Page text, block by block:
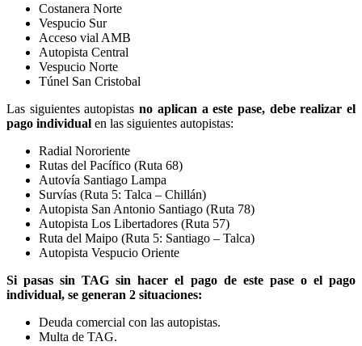
Costanera Norte
Vespucio Sur
Acceso vial AMB
Autopista Central
Vespucio Norte
Túnel San Cristobal
Las siguientes autopistasno aplican a este pase, debe realizar el
pago individual en las siguientes autopistas:
Radial Nororiente
Rutas del Pacífico (Ruta 68)
Autovía Santiago Lampa
Survías (Ruta 5: Talca – Chillán)
Autopista San Antonio Santiago (Ruta 78)
Autopista Los Libertadores (Ruta 57)
Ruta del Maipo (Ruta 5: Santiago – Talca)
Autopista Vespucio Oriente
Si pasas sin TAG sin hacer el pago de este pase o el pago
individual, se generan 2 situaciones:
Deuda comercial con las autopistas.
Multa de TAG.